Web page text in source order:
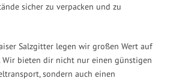
sicher zu verpacken und zu
Salzgitter legen wir großen Wert auf
Wir bieten dir nicht nur einen günstigen
sondern auch einen